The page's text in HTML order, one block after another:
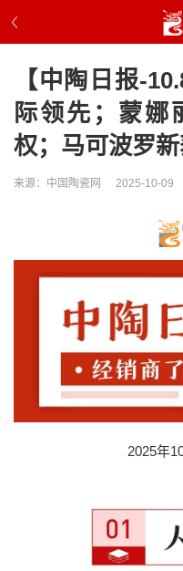
【中陶日报-
际领先；蒙娜
权；马可波罗
来源：中国陶瓷网 2025-10-09
2025年